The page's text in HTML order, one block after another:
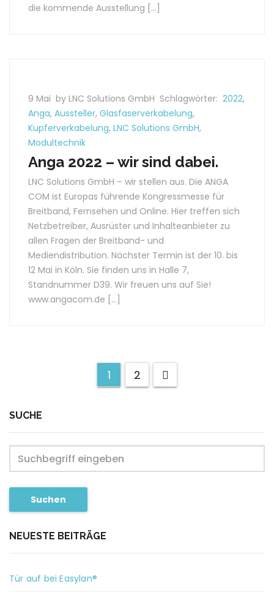
die kommende Ausstellung […]
9 Mai by LNC Solutions GmbH Schlagwörter: 2022,
Anga, Aussteller, Glasfaserverkabelung,
Kupferverkabelung, LNC Solutions GmbH,
Modultechnik
Anga 2022 – wir sind dabei.
LNC Solutions GmbH – wir stellen aus. Die ANGA
COM ist Europas führende Kongressmesse für
Breitband, Fernsehen und Online. Hier treffen sich
Netzbetreiber, Ausrüster und Inhalteanbieter zu
allen Fragen der Breitband- und
Mediendistribution. Nächster Termin ist der 10. bis
12 Mai in Köln. Sie finden uns in Halle 7,
Standnummer D39. Wir freuen uns auf Sie!
www.angacom.de […]
1 2
SUCHE
Suchen
NEUESTE BEITRÄGE
Tür auf bei Easylan®